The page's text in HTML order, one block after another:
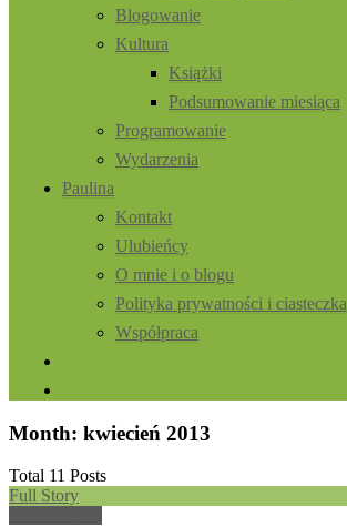
Blogowanie
Kultura
Książki
Podsumowanie miesiąca
Programowanie
Wydarzenia
Paulina
Kontakt
Ulubieńcy
O mnie i o blogu
Polityka prywatności i ciasteczka
Współpraca
Month: kwiecień 2013
Total 11 Posts
Full Story